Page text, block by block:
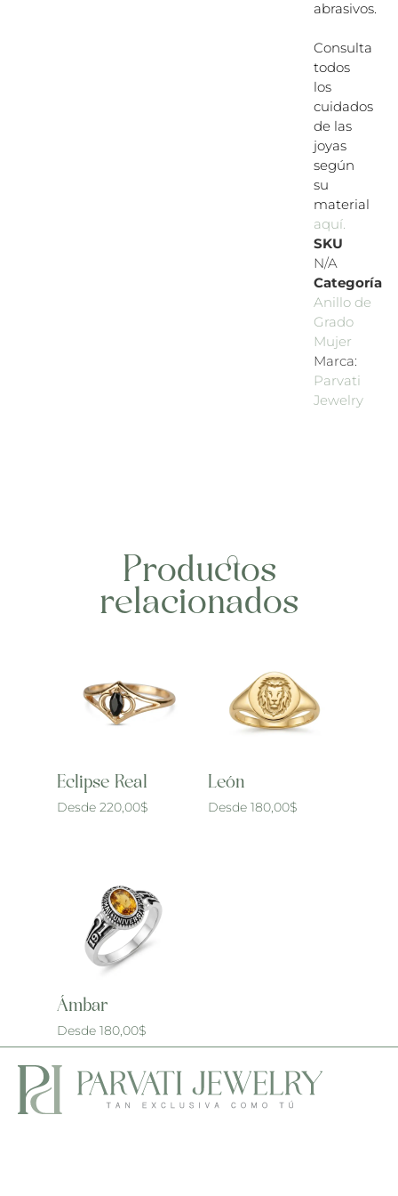
abrasivos.
Consulta
todos
los
cuidados
de las
joyas
según
su
material
aquí.
SKU
N/A
Categoría
Anillo de
Grado
Mujer
Marca:
Parvati
Jewelry
Productos
relacionados
Eclipse Real
Desde 220,00$
León
Desde 180,00$
Ámbar
Desde 180,00$